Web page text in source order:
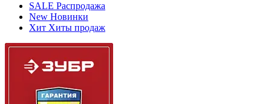
SALE Распродажа
New Новинки
Хит Хиты продаж